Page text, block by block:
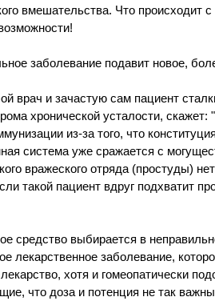
вмешательства. Что
заболевание подавит новое,
врач и зачастую сам пациент
хронической усталости,
из-за того, что
система уже сражается с
вражеского отряда (простуды)
такой пациент вдруг подхватит
средство выбирается в
лекарственное заболевание,
хотя и гомеопатически
что доза и потенция не так